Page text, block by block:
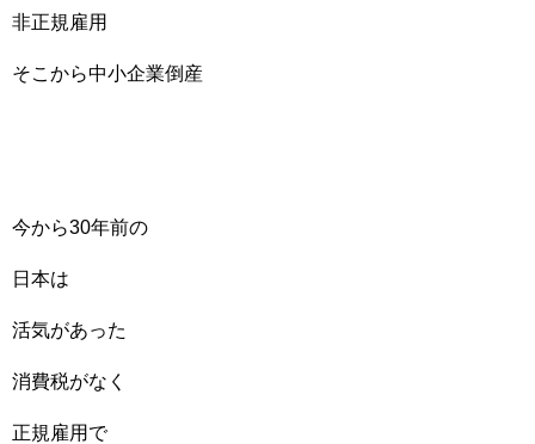
非正規雇用
そこから中小企業倒産
今から30年前の
日本は
活気があった
消費税がなく
正規雇用で